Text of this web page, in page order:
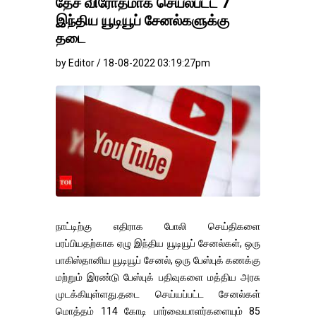
இந்திய யூடியூப் சேனல்களுக்கு
தடை
by Editor / 18-08-2022 03:19:27pm
நாட்டிற்கு எதிராக போலி செய்திகளை
பரப்பியதற்காக ஏழு இந்திய யூடியூப் சேனல்கள், ஒரு
பாகிஸ்தானிய யூடியூப் சேனல், ஒரு பேஸ்புக் கணக்கு
மற்றும் இரண்டு பேஸ்புக் பதிவுகளை மத்திய அரசு
முடக்கியுள்ளது.தடை செய்யப்பட்ட சேனல்கள்
மொத்தம் 114 கோடி பார்வையாளர்களையும் 85